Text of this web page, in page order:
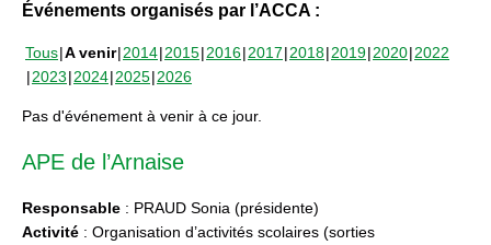
Événements organisés par l’ACCA :
Tous A venir 2014 2015 2016 2017 2018 2019 2020 2022
2023 2024 2025 2026
Pas d'événement à venir à ce jour.
APE de l’Arnaise
Responsable : PRAUD Sonia (présidente)
Activité : Organisation d’activités scolaires (sorties